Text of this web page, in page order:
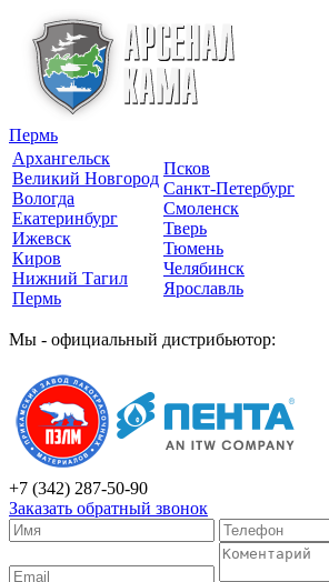
Пермь
Архангельск
Великий Новгород
Вологда
Екатеринбург
Ижевск
Киров
Нижний Тагил
Пермь
Псков
Санкт-Петербург
Смоленск
Тверь
Тюмень
Челябинск
Ярославль
Мы - официальный дистрибьютор:
+7 (342) 287-50-90
Заказать обратный звонок